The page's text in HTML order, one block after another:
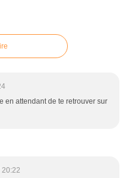
en attendant de te retrouver sur
20:22